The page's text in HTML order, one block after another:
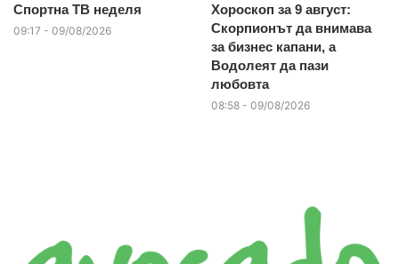
Спортна ТВ неделя
09:17 - 09/08/2026
Хороскоп за 9 август:
Скорпионът да внимава
за бизнес капани, а
Водолеят да пази
любовта
08:58 - 09/08/2026